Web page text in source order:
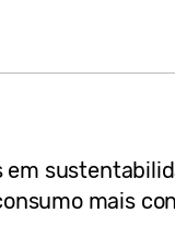
em
mais